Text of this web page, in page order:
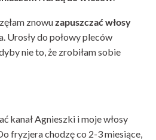
znowuzapuszczać włosy
Urosły do połowy pleców
nie to, że zrobiłam sobie
kanał Agnieszki i moje włosy
Do fryzjera chodzę co 2-3 miesiące,